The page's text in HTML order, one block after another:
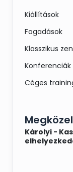
Kiállítások
Fogadások
Klasszikus
Konferenciák
Céges
Károlyi -